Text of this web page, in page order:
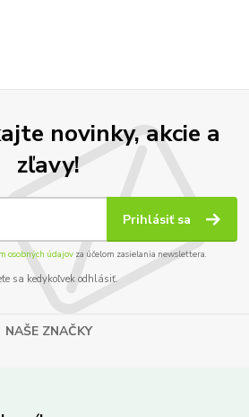
novinky, akcie a
zľavy!
Prihlásiť sa
osobných údajov za účelom zasielania newslettera.
sa kedykoľvek odhlásiť.
NAŠE ZNAČKY